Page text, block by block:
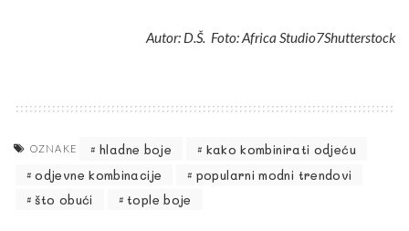
Autor: D.Š. Foto: Africa Studio7Shutterstock
OZNAKE hladne boje
kako kombinirati odjeću
odjevne kombinacije
popularni modni trendovi
što obući
tople boje